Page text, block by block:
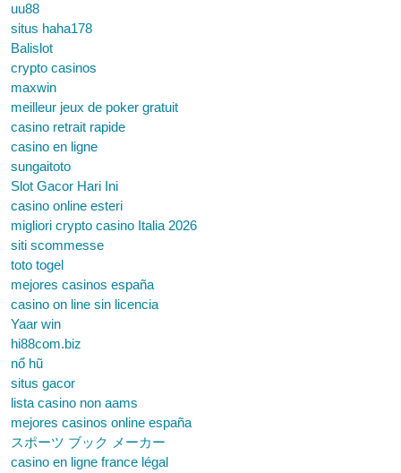
uu88
situs haha178
Balislot
crypto casinos
maxwin
meilleur jeux de poker gratuit
casino retrait rapide
casino en ligne
sungaitoto
Slot Gacor Hari Ini
casino online esteri
migliori crypto casino Italia 2026
siti scommesse
toto togel
mejores casinos españa
casino on line sin licencia
Yaar win
hi88com.biz
nổ hũ
situs gacor
lista casino non aams
mejores casinos online españa
スポーツ ブック メーカー
casino en ligne france légal